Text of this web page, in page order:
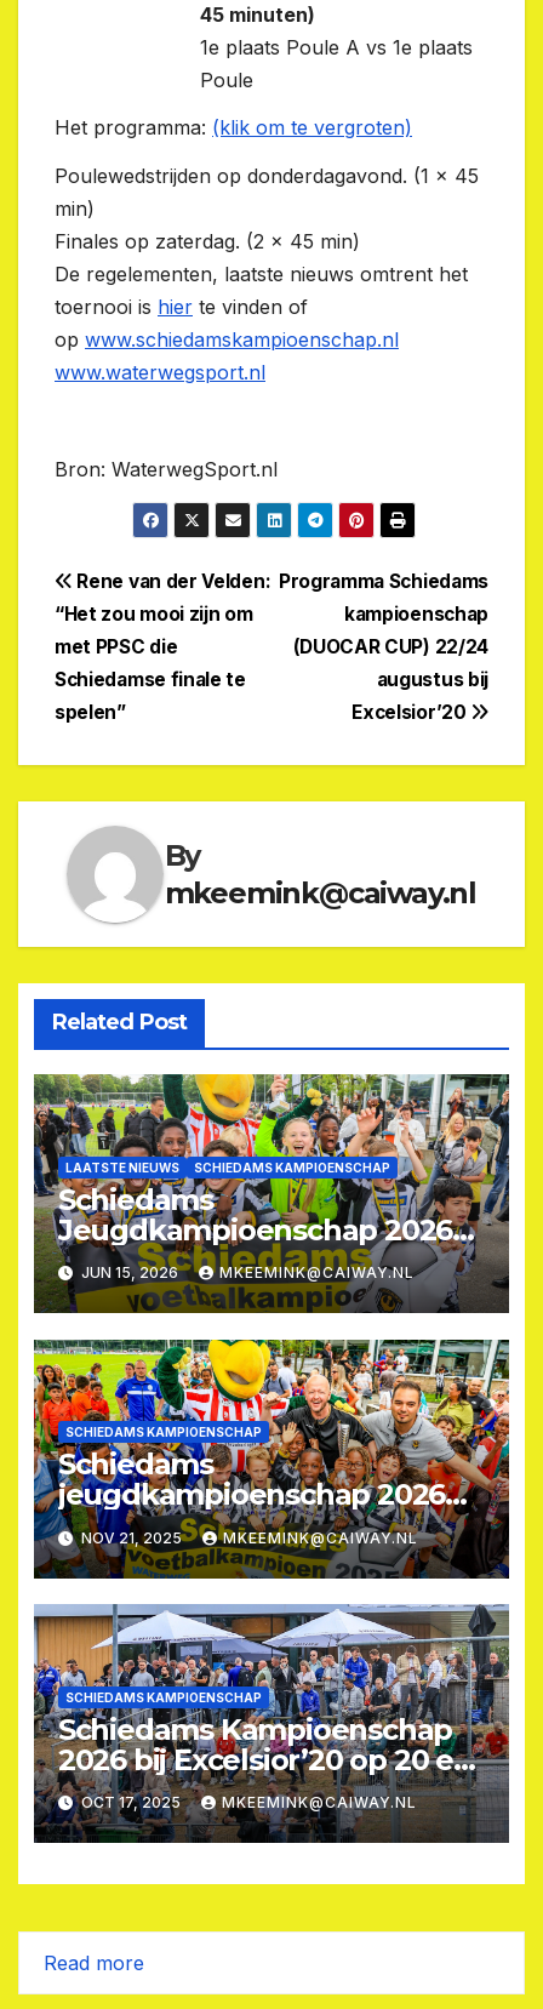
45 minuten)
1e plaats Poule A vs 1e plaats
Poule
Het programma: (klik om te vergroten)
Poulewedstrijden op donderdagavond. (1 x 45
min)
Finales op zaterdag. (2 x 45 min)
De regelementen, laatste nieuws omtrent het
toernooi is hier te vinden of
op www.schiedamskampioenschap.nl
www.waterwegsport.nl
Bron: WaterwegSport.nl
Post
navigation
Programma Schiedams
kampioenschap
(DUOCAR CUP) 22/24
augustus bij
Excelsior’20
Rene van der Velden:
“Het zou mooi zijn om
met PPSC die
Schiedamse finale te
spelen”
By
mkeemink@caiway.nl
Related Post
LAATSTE NIEUWS SCHIEDAMS KAMPIOENSCHAP
Schiedams
Jeugdkampioenschap 2026
opnieuw groot succes
(VIDEO)
JUN 15, 2026 MKEEMINK@CAIWAY.NL
SCHIEDAMS KAMPIOENSCHAP
Schiedams
jeugdkampioenschap 2026
op zaterdag 13 juni bij
Excelsior’20
NOV 21, 2025 MKEEMINK@CAIWAY.NL
SCHIEDAMS KAMPIOENSCHAP
Schiedams Kampioenschap
2026 bij Excelsior’20 op 20 en
22 augustus
OCT 17, 2025 MKEEMINK@CAIWAY.NL
Read more
Paul